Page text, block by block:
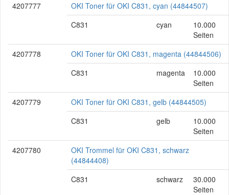
4207777
OKI Toner für OKI C831, cyan (44844507)
C831
cyan
10.000
Seiten
4207778
OKI Toner für OKI C831, magenta (44844506)
C831
magenta
10.000
Seiten
4207779
OKI Toner für OKI C831, gelb (44844505)
C831
gelb
10.000
Seiten
4207780
OKI Trommel für OKI C831, schwarz
(44844408)
C831
schwarz
30.000
Seiten